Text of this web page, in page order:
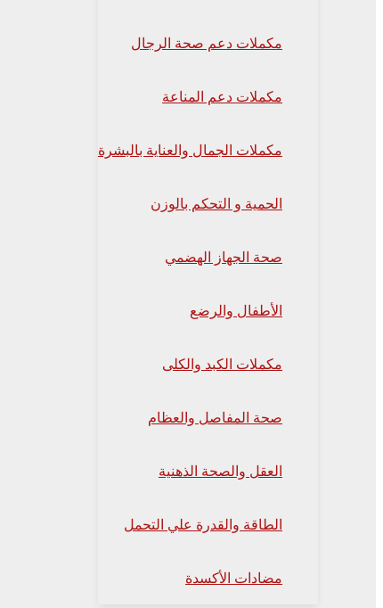
مكملات دعم صحة الرجال
مكملات دعم المناعة
مكملات الجمال والعناية بالبشرة
الحمية و التحكم بالوزن
صحة الجهاز الهضمي
الأطفال والرضع
مكملات الكبد والكلى
صحة المفاصل والعظام
العقل والصحة الذهنية
الطاقة والقدرة علي التحمل
مضادات الأكسدة